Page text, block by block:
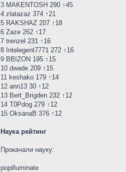
3 MAKENTOSH 290 ↑45
4 zlatazaz 374 ↑21
5 RAKSHAZ 207 ↑18
6 Zaze 262 ↑17
7 trenzel 231 ↑16
8 Intelegent7771 272 ↑16
9 BBIZON 195 ↑15
10 dwade 209 ↑15
11 keshako 179 ↑14
12 ann13 30 ↑12
13 Bert_Brigden 232 ↑12
14 T0Pdog 279 ↑12
15 OksanaB 376 ↑12
Наука рейтинг
Прокачали науку:
popilluminate